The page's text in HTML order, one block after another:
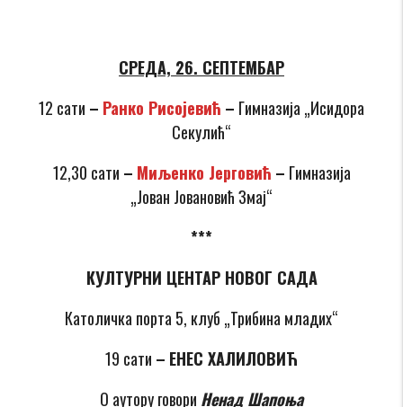
СРЕДА, 26. СЕПТЕМБАР
12 сати – Ранко Рисојевић – Гимназија „Исидора
Секулић“
12,30 сати – Миљенко Јерговић – Гимназија
„Јован Јовановић Змај“
***
КУЛТУРНИ ЦЕНТАР НОВОГ САДА
Католичка порта 5, клуб „Трибина младих“
19 сати – ЕНЕС ХАЛИЛОВИЋ
О аутору говори Ненад Шапоња